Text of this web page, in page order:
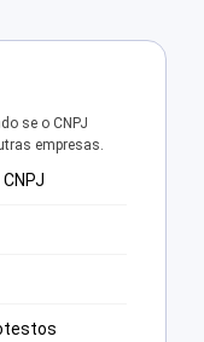
se o CNPJ
empresas.